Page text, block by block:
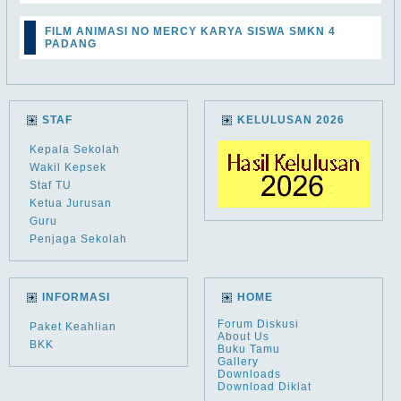
FILM ANIMASI NO MERCY KARYA SISWA SMKN 4
PADANG
STAF
Kepala Sekolah
Wakil Kepsek
Staf TU
Ketua Jurusan
Guru
Penjaga Sekolah
KELULUSAN 2026
INFORMASI
Paket Keahlian
BKK
HOME
Forum Diskusi
About Us
Buku Tamu
Gallery
Downloads
Download Diklat